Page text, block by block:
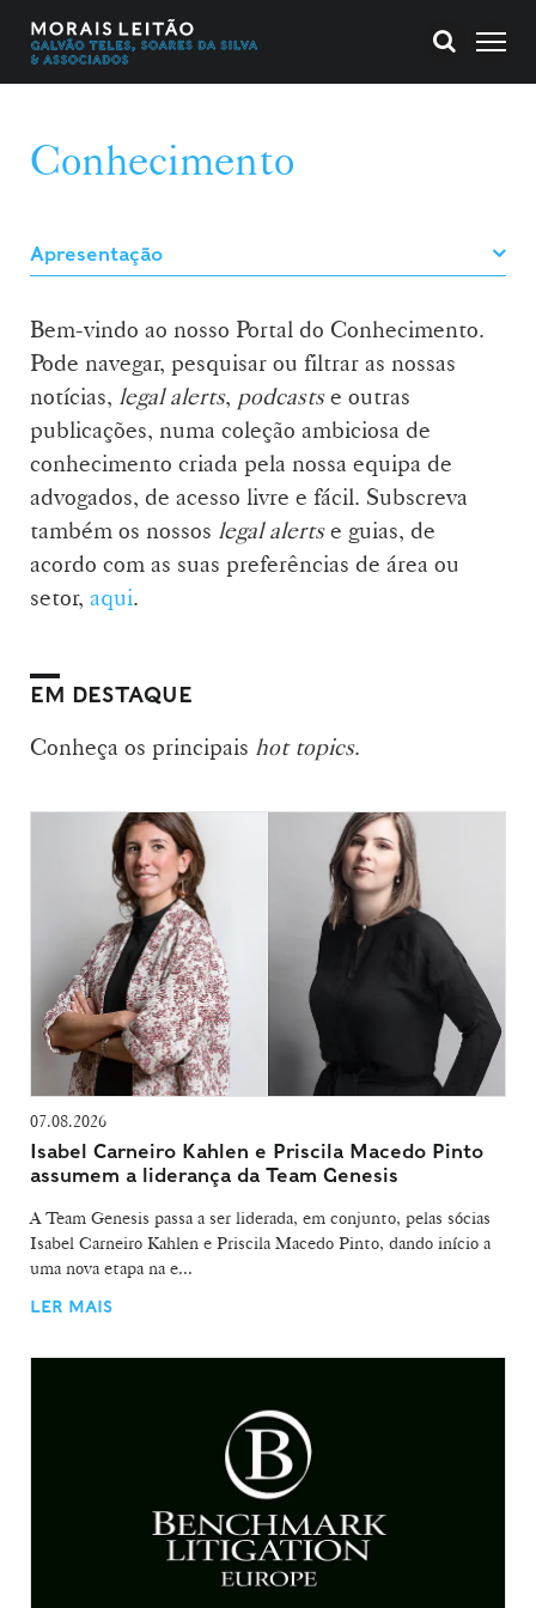
Conhecimento
Bem-vindo ao nosso Portal do Conhecimento.
Pode navegar, pesquisar ou filtrar as nossas
notícias, legal alerts, podcastse outras
publicações, numa coleção ambiciosa de
conhecimento criada pela nossa equipa de
advogados, de acesso livre e fácil. Subscreva
também os nossos legal alertse guias, de
acordo com as suas preferências de área ou
setor, aqui.
EM DESTAQUE
Conheça os principais hot topics.
07.08.2026
Isabel Carneiro Kahlen e Priscila Macedo Pinto
assumem a liderança da Team Genesis
A Team Genesis passa a ser liderada, em conjunto, pelas sócias
Isabel Carneiro Kahlen e Priscila Macedo Pinto, dando início a
uma nova etapa na e...
LER MAIS